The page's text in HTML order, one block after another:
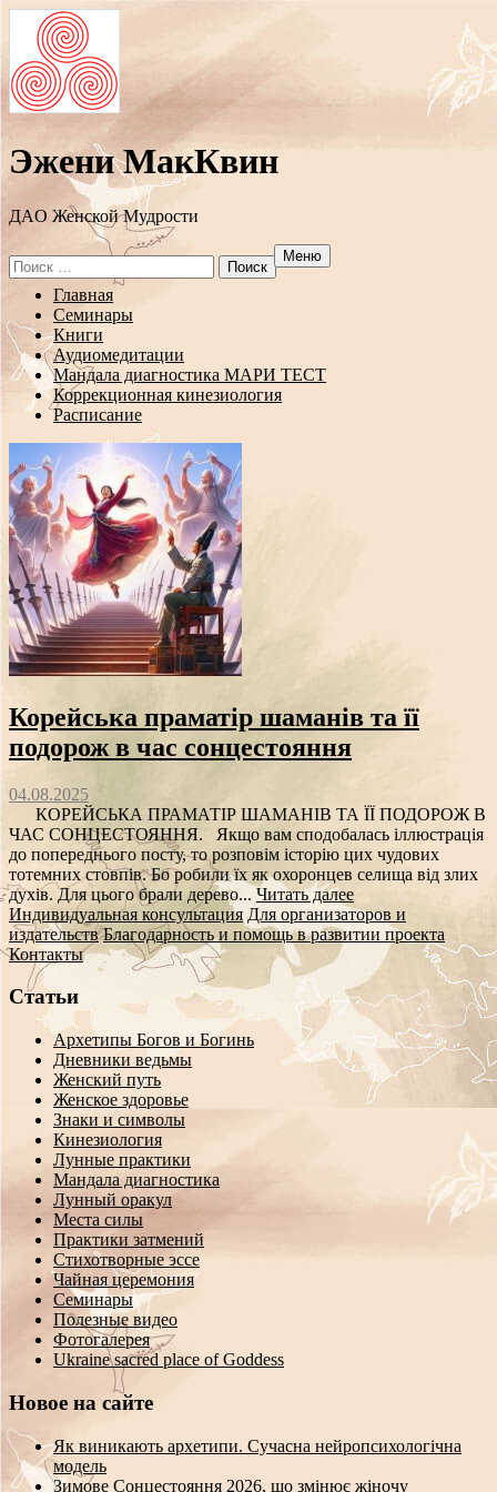
Эжени МакКвин
ДAO Женской Мудрости
Search
for:
Меню
Перейти
содержанию
Главная
Семинары
Книги
Аудиомедитации
Мандала диагностика МАРИ ТЕСТ
Коррекционная кинезиология
Расписание
Корейська праматір шаманів та її
подорож в час сонцестояння
04.08.2025
КОРЕЙСЬКА ПРАМАТІР ШАМАНІВ ТА ЇЇ ПОДОРОЖ В
ЧАС СОНЦЕСТОЯННЯ. Якщо вам сподобалась іллюстрація
до попереднього посту, то розповім історію цих чудових
тотемних стовпів. Бо робили їх як охоронцев селища від злих
духів. Для цього брали дерево... Читать далее
Индивидуальная консультация Для организаторов и
издательств Благодарность и помощь в развитии проекта
Контакты
Статьи
Архетипы Богов и Богинь
Дневники ведьмы
Женский путь
Женское здоровье
Знаки и символы
Кинезиология
Лунные практики
Мандала диагностика
Лунный оракул
Места силы
Практики затмений
Стихотворные эссе
Чайная церемония
Семинары
Полезные видео
Фотогалерея
Ukraine sacred place of Goddess
Новое на сайте
Як виникають архетипи. Сучасна нейропсихологічна
модель
Зимове Сонцестояння 2026, що змінює жіночу